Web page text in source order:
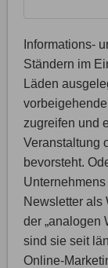
Informations-
Ständern im
Läden
zugreifen und
Veranstaltung
bevorsteht.
Newsletter als
der „analogen
sind sie seit
Online-